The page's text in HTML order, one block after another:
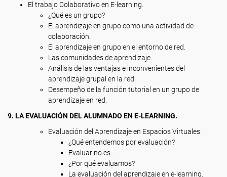
El trabajo Colaborativo en E-learning.
¿Qué es un grupo?
El aprendizaje en grupo como una actividad de
colaboración.
El aprendizaje en grupo en el entorno de red.
Las comunidades de aprendizaje.
Análisis de las ventajas e inconvenientes del
aprendizaje grupal en la red.
Desempeño de la función tutorial en un grupo de
aprendizaje en red.
9. LA EVALUACIÓN DEL ALUMNADO EN E-LEARNING.
Evaluación del Aprendizaje en Espacios Virtuales.
¿Qué entendemos por evaluación?
Evaluar no es....
¿Por qué evaluamos?
La evaluación del aprendizaje en e-learning.